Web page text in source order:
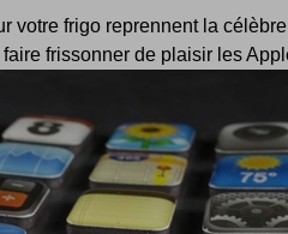
votre frigo reprennent la
faire frissonner de plaisir les